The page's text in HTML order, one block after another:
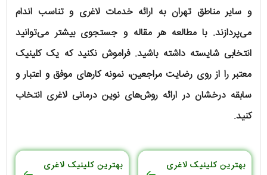
و سایر مناطق تهران به ارائه خدمات لاغری و تناسب اندام
می‌پردازند. با مطالعه هر مقاله و جستجوی بیشتر می‌توانید
انتخابی شایسته داشته باشید. فراموش نکنید که یک کلینیک
معتبر را از روی رضایت مراجعین، نمونه کارهای موفق و اعتبار و
سابقه درخشان در ارائه روش‌های نوین درمانی لاغری انتخاب
کنید.
بهترین کلینیک لاغری
بهترین کلینیک لاغری